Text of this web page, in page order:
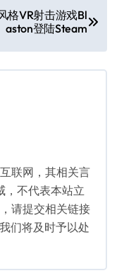
格VR射击游戏Bl
aston登陆Steam
联网，其相关言
，不代表本站立
请提交相关链接
们将及时予以处